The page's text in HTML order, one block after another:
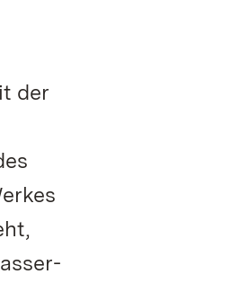
der